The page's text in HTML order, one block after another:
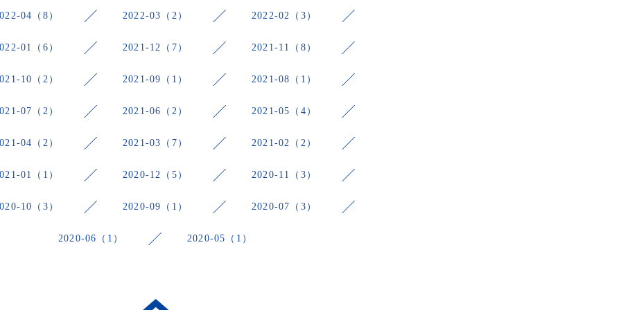
04（8） 2022-03（2） 2022-02（3）
01（6） 2021-12（7） 2021-11（8）
10（2） 2021-09（1） 2021-08（1）
07（2） 2021-06（2） 2021-05（4）
04（2） 2021-03（7） 2021-02（2）
01（1） 2020-12（5） 2020-11（3）
10（3） 2020-09（1） 2020-07（3）
2020-06（1） 2020-05（1）